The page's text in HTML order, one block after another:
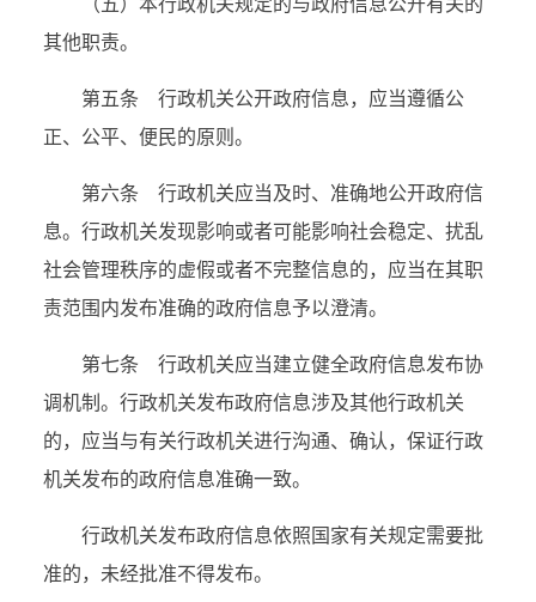
（五）本行政机关规定的与政府信息公开有关的
其他职责。
第五条 行政机关公开政府信息，应当遵循公
正、公平、便民的原则。
第六条 行政机关应当及时、准确地公开政府信
息。行政机关发现影响或者可能影响社会稳定、扰乱
社会管理秩序的虚假或者不完整信息的，应当在其职
责范围内发布准确的政府信息予以澄清。
第七条 行政机关应当建立健全政府信息发布协
调机制。行政机关发布政府信息涉及其他行政机关
的，应当与有关行政机关进行沟通、确认，保证行政
机关发布的政府信息准确一致。
行政机关发布政府信息依照国家有关规定需要批
准的，未经批准不得发布。